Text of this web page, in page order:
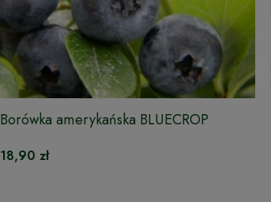
Borówka amerykańska BLUECROP
18,90 zł